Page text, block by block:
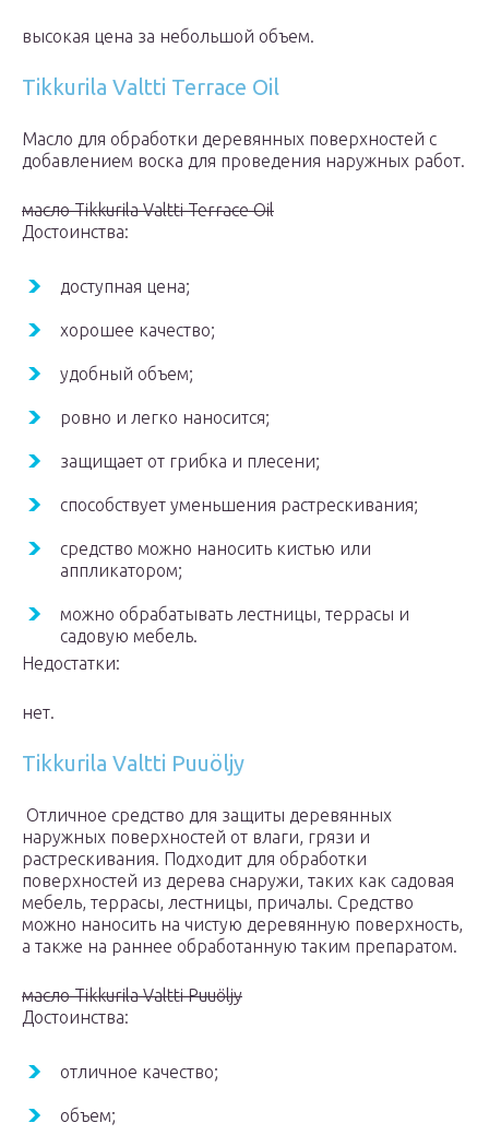
высокая цена за небольшой объем.
Tikkurila Valtti Terrace Oil
Масло для обработки деревянных поверхностей с
добавлением воска для проведения наружных работ.
масло Tikkurila Valtti Terrace Oil
Достоинства:
доступная цена;
хорошее качество;
удобный объем;
ровно и легко наносится;
защищает от грибка и плесени;
способствует уменьшения растрескивания;
средство можно наносить кистью или
аппликатором;
можно обрабатывать лестницы, террасы и
садовую мебель.
Недостатки:
нет.
Tikkurila Valtti Puuöljy
Отличное средство для защиты деревянных
наружных поверхностей от влаги, грязи и
растрескивания. Подходит для обработки
поверхностей из дерева снаружи, таких как садовая
мебель, террасы, лестницы, причалы. Средство
можно наносить на чистую деревянную поверхность,
а также на раннее обработанную таким препаратом.
масло Tikkurila Valtti Puuöljy
Достоинства:
отличное качество;
объем;